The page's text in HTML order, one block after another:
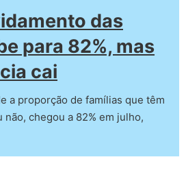
das
para 82%, mas
cai
a proporção de famílias que têm
não, chegou a 82% em julho,